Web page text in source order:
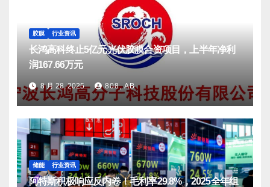
胶膜 行业资讯
长鸿高科终止5亿元光伏胶膜合资项目，上半年净利
润167.66万元
8 月 28, 2025 808, AB
储能 行业资讯
阿特斯积极响应反内卷！毛利率29.8%，2025全年组